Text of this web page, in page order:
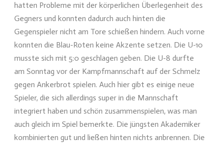
hatten Probleme mit der körperlichen Überlegenheit des
Gegners und konnten dadurch auch hinten die
Gegenspieler nicht am Tore schießen hindern. Auch vorne
konnten die Blau-Roten keine Akzente setzen. Die U-10
musste sich mit 5:0 geschlagen geben. Die U-8 durfte
am Sonntag vor der Kampfmannschaft auf der Schmelz
gegen Ankerbrot spielen. Auch hier gibt es einige neue
Spieler, die sich allerdings super in die Mannschaft
integriert haben und schön zusammenspielen, was man
auch gleich im Spiel bemerkte. Die jüngsten Akademiker
kombinierten gut und ließen hinten nichts anbrennen. Die